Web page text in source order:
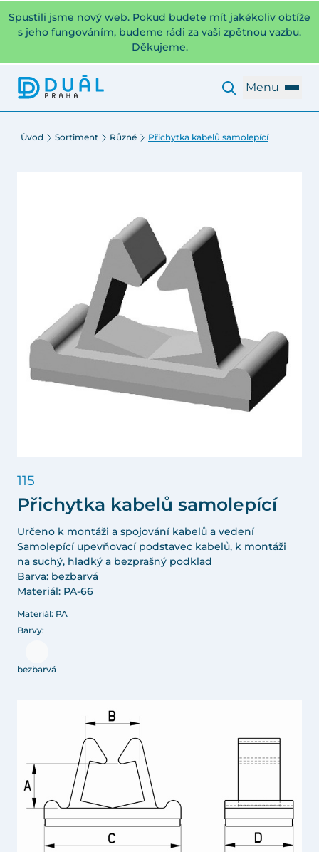
Spustili jsme nový web. Pokud budete mít jakékoliv obtíže
s jeho fungováním, budeme rádi za vaši zpětnou vazbu.
Děkujeme.
Menu
Úvod Sortiment Různé Přichytka kabelů samolepící
115
Přichytka kabelů samolepící
Určeno k montáži a spojování kabelů a vedení
Samolepící upevňovací podstavec kabelů, k montáži
na suchý, hladký a bezprašný podklad
Barva: bezbarvá
Materiál: PA-66
Materiál: PA
Barvy:
bezbarvá